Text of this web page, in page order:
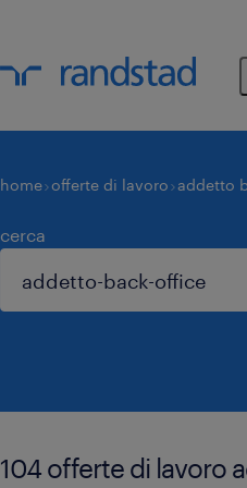
home offerte di lavoro addetto
cerca
104 offerte di lavoro